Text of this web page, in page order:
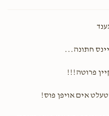
חתונה...
פרוטה!!!
אים אויפן פוס!